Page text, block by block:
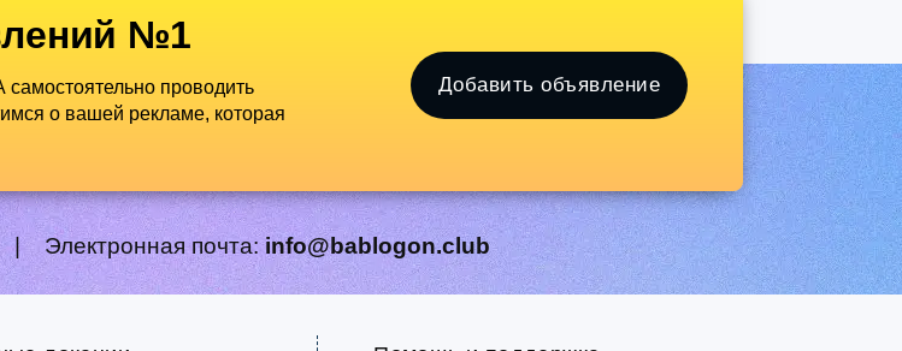
№1
проводить
о вашей рекламе, которая
Добавить объявление
| Электронная почта: info@bablogon.club